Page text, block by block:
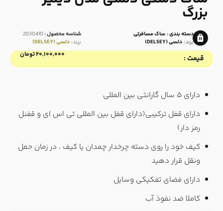
بزرگ
دسته بندی :ساک مسافرتی
برند:دلسی (DELSEY)
شناسه محصول :2030410
برند: دلسی (DELSEY)
قیمت : ۲۰,۱۰۰,۰۰۰تومان
دارای ۵ سال گارانتی بین المللی
دارای قفل ترکیبی(دارای قفل بین المللی تی اس ای و قفنل
رمز دار)
کیف خود را روی دسته چرخدار چمدان یا کیف ، در زمان حمل
ونقل قرار دهید
دارای فضای تفکیکی وسایل
کاملا ضد نفوذ آب